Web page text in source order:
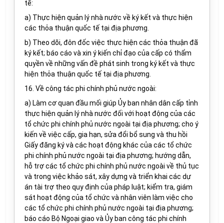
tế:
a) Thực hiện quản lý nhà nước về ký kết và thực hiện
các thỏa thuận quốc tế tại địa phương.
b) Theo dõi, đôn đốc việc thực hiện các thỏa thuận đã
ký kết; báo cáo và xin ý kiến chỉ đạo của cấp có thẩm
quyền về những vấn đề phát sinh trong ký kết và thực
hiện thỏa thuận quốc tế tại địa phương.
16. Về công tác phi chính phủ nước ngoài:
a) Làm cơ quan đầu mối giúp Ủy ban nhân dân cấp tỉnh
thực hiện quản lý nhà nước đối với hoạt động của các
tổ chức phi chính phủ nước ngoài tại địa phương; cho ý
kiến về việc cấp, gia hạn, sửa đổi bổ sung và thu hồi
Giấy đăng ký và các hoạt động khác của các tổ chức
phi chính phủ nước ngoài tại địa phương; hướng dẫn,
hỗ trợ các tổ chức phi chính phủ nước ngoài về thủ tục
và trong việc khảo sát, xây dựng và triển khai các dự
án tài trợ theo quy định của pháp luật; kiểm tra, giám
sát hoạt động của tổ chức và nhân viên làm việc cho
các tổ chức phi chính phủ nước ngoài tại địa phương;
báo cáo Bộ Ngoại giao và Ủy ban công tác phi chính